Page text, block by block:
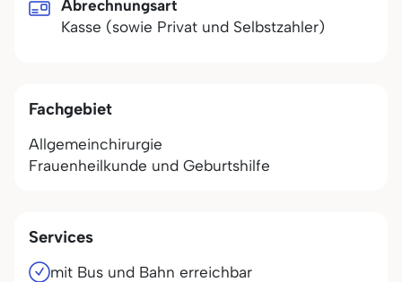
Abrechnungsart
Kasse (sowie Privat und Selbstzahler)
Fachgebiet
Allgemeinchirurgie
Frauenheilkunde und Geburtshilfe
Services
mit Bus und Bahn erreichbar